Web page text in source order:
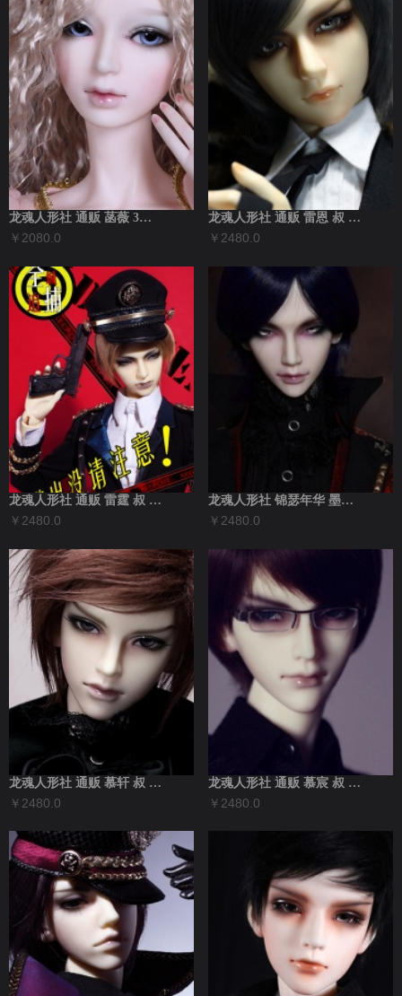
龙魂人形社 通贩 菡薇 3分大女 现代B...
￥2080.0
龙魂人形社 通贩 雷恩 叔 现代BJD娃...
￥2480.0
龙魂人形社 通贩 雷霆 叔 现代BJD娃...
￥2480.0
龙魂人形社 锦瑟年华 墨焱 叔 现代BJ...
￥2480.0
龙魂人形社 通贩 慕轩 叔 现代BJD娃...
￥2480.0
龙魂人形社 通贩 慕宸 叔 现代BJD娃...
￥2480.0